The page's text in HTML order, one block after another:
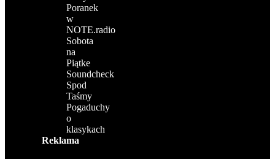
Poranek
w
NOTE.radio
Sobota
na
Piątke
Soundcheck
Spod
Taśmy
Pogaduchy
o
klasykach
Reklama